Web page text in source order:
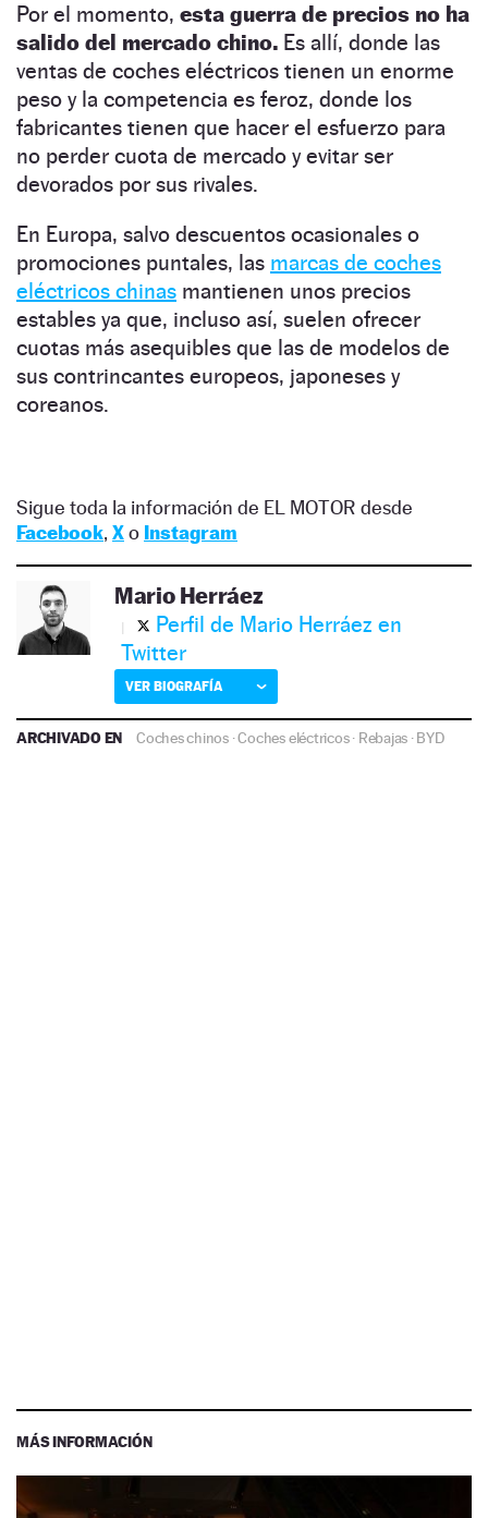
Por el momento, esta guerra de precios no ha
salido del mercado chino. Es allí, donde las
ventas de coches eléctricos tienen un enorme
peso y la competencia es feroz, donde los
fabricantes tienen que hacer el esfuerzo para
no perder cuota de mercado y evitar ser
devorados por sus rivales.
En Europa, salvo descuentos ocasionales o
promociones puntales, las marcas de coches
eléctricos chinas mantienen unos precios
estables ya que, incluso así, suelen ofrecer
cuotas más asequibles que las de modelos de
sus contrincantes europeos, japoneses y
coreanos.
Sigue toda la información de EL MOTOR desde
Facebook, Xo Instagram
Mario Herráez
Perfil de Mario Herráez en
Twitter
VER BIOGRAFÍA
ARCHIVADO EN Coches chinos ·Coches eléctricos· Rebajas ·BYD
MÁS INFORMACIÓN